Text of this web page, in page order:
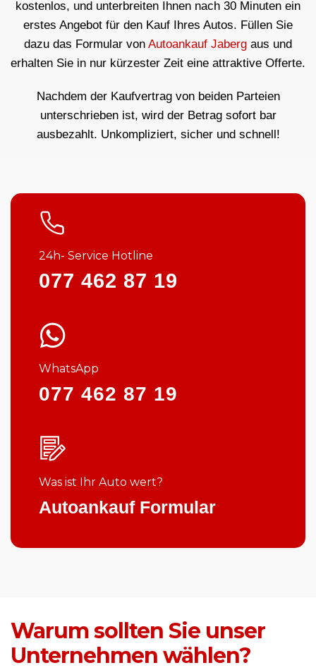
kostenlos, und unterbreiten Ihnen nach 30 Minuten ein
erstes Angebot für den Kauf Ihres Autos. Füllen Sie
dazu das Formular von Autoankauf Jaberg aus und
erhalten Sie in nur kürzester Zeit eine attraktive Offerte.
Nachdem der Kaufvertrag von beiden Parteien
unterschrieben ist, wird der Betrag sofort bar
ausbezahlt. Unkompliziert, sicher und schnell!
24h- Service Hotline
077 462 87 19
WhatsApp
077 462 87 19
Was ist Ihr Auto wert?
Autoankauf Formular
Warum sollten Sie unser
Unternehmen wählen?